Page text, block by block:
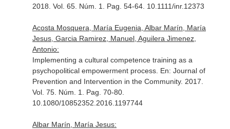
2018. Vol. 65. Núm. 1. Pag. 54-64. 10.1111/inr.12373
Acosta Mosquera, María Eugenia, Albar Marín, María
Jesus, Garcia Ramirez, Manuel, Aguilera Jimenez,
Antonio:
Implementing a cultural competence training as a
psychopolitical empowerment process. En: Journal of
Prevention and Intervention in the Community. 2017.
Vol. 75. Núm. 1. Pag. 70-80.
10.1080/10852352.2016.1197744
Albar Marín, María Jesus: